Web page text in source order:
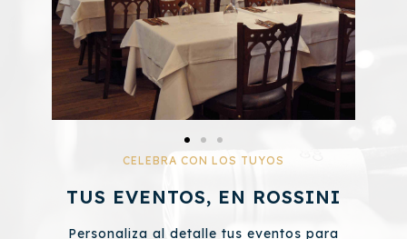
CELEBRA CON LOS TUYOS
TUS EVENTOS, EN ROSSINI
Personaliza al detalle tus eventos para